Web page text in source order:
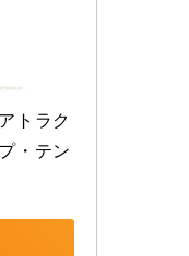
トラク
・テン